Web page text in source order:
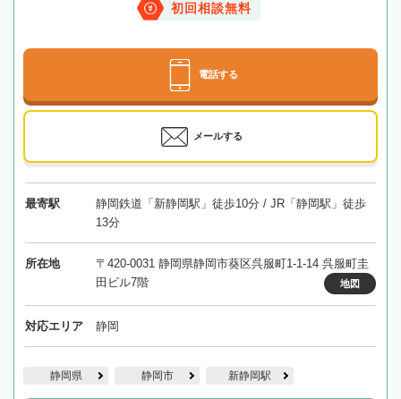
初回相談無料
電話する
メールする
最寄駅
静岡鉄道「新静岡駅」徒歩10分 / JR「静岡駅」徒歩
13分
所在地
〒420-0031 静岡県静岡市葵区呉服町1-1-14 呉服町圭
田ビル7階
地図
対応エリア 静岡
静岡県 静岡市 新静岡駅